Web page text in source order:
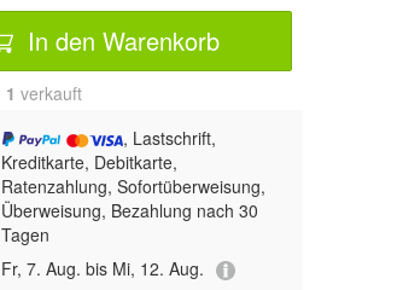
In den Warenkorb
1 verkauft
, Lastschrift,
Kreditkarte, Debitkarte,
Ratenzahlung, Sofortüberweisung,
Überweisung, Bezahlung nach 30
Tagen
Fr, 7. Aug. bis Mi, 12. Aug.